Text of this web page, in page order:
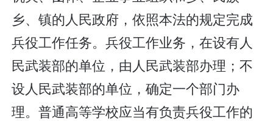
乡、镇的人民政府，依照本法的规定完成
兵役工作任务。兵役工作业务，在设有人
民武装部的单位，由人民武装部办理；不
设人民武装部的单位，确定一个部门办
理。普通高等学校应当有负责兵役工作的